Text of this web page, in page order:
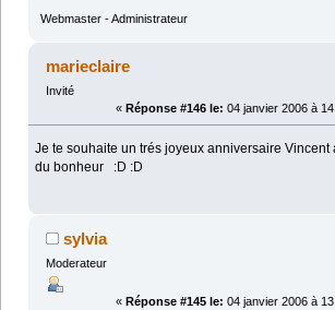
Webmaster - Administrateur
marieclaire
Invité
« Réponse #146 le: 04 janvier 2006 à
Je te souhaite un trés joyeux anniversaire Vincent
du bonheur :D :D
sylvia
Moderateur
« Réponse #145 le: 04 janvier 2006 à